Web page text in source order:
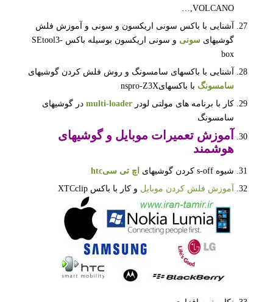
VOLCANO,…
آشنایی با باکس سونی اریکسون و سونی و آموزش فلش
گوشیهای سونی
و سونی اریکسون بوسیله باکس SEtool3-
box
آشنایی با باکسهای سامسونگ و روش فلش کردن گوشیهای
سامسونگ با باکسهایnspro-Z3X
کار با برنامه های مولتی لودر multi-loaderدر گوشیهای
سامسونگ
آموزش تعمیرات موبایل و گوشیهای
هوشمند
شیوه s-off کردن گوشیهای اچ تی سیhtc
آموزش فلش کردن موبایل و کار با باکس XTCclip